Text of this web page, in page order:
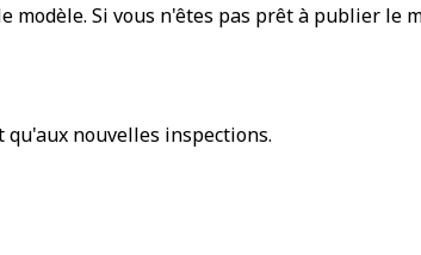
Si vous n'êtes pas prêt à publier le
nouvelles inspections.